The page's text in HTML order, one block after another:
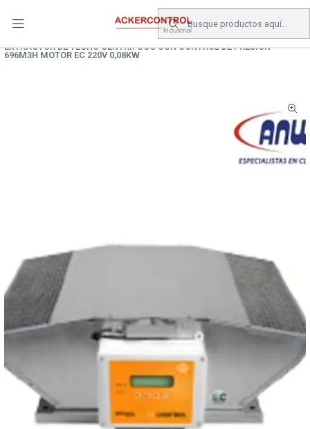
Inicio
EXTRACTOR DE TECHO CENTRIFUGO CON CONTROL DE PRESION
696M3H MOTOR EC 220V 0,08KW